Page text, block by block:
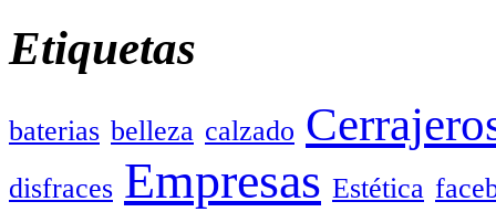
Etiquetas
baterias belleza calzado
disfraces Empresas Estética